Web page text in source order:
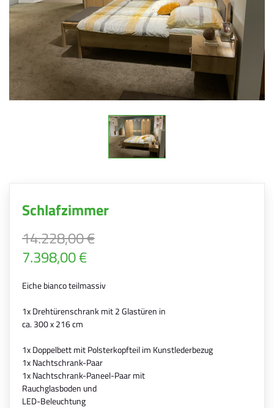
Schlafzimmer
14.228,00 €
7.398,00 €
Eiche bianco teilmassiv
1x Drehtürenschrank mit 2 Glastüren in
ca. 300 x 216 cm
1x Doppelbett mit Polsterkopfteil im Kunstlederbezug
1x Nachtschrank-Paar
1x Nachtschrank-Paneel-Paar mit
Rauchglasboden und
LED-Beleuchtung